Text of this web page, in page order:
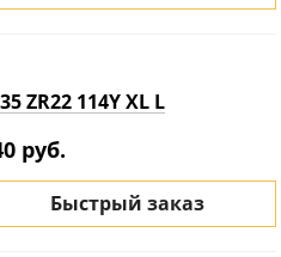
ZR22 114Y XL L
руб.
Быстрый заказ